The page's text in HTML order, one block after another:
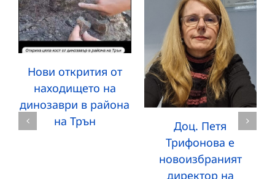
Нови открития от
находището на
динозаври в района
на Трън
Доц. Петя
Трифонова е
новоизбраният
директор на